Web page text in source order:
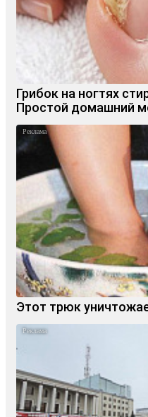
Грибок на ногтях
Простой домашний
Этот трюк